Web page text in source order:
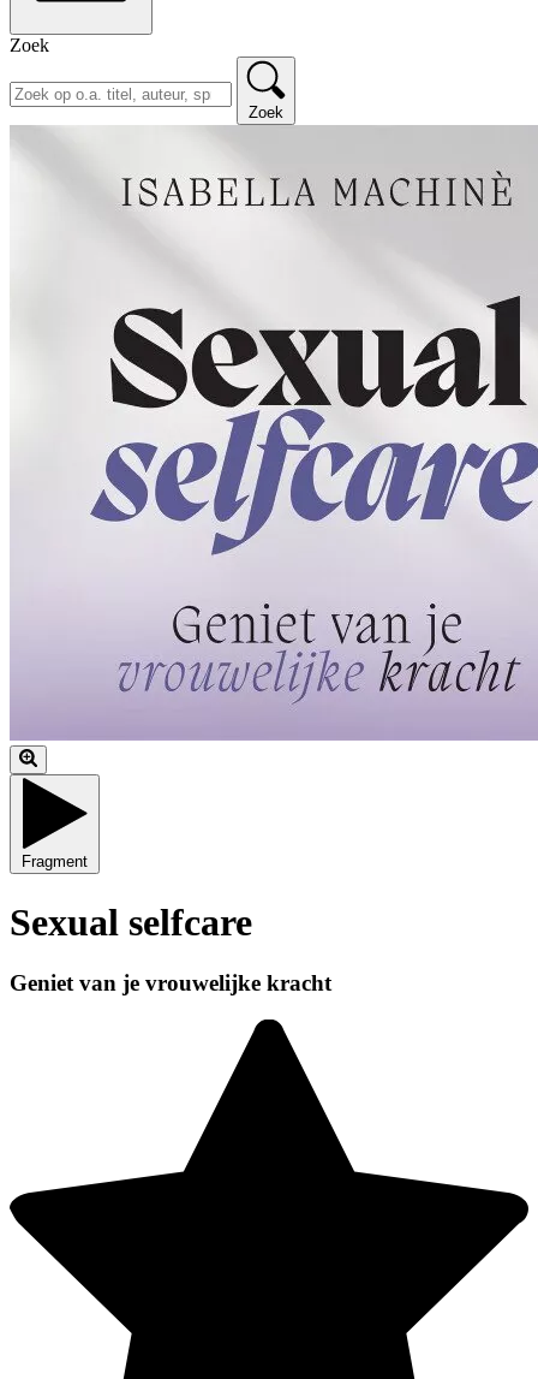
Zoek
Zoek
Fragment
Sexual selfcare
Geniet van je vrouwelijke kracht